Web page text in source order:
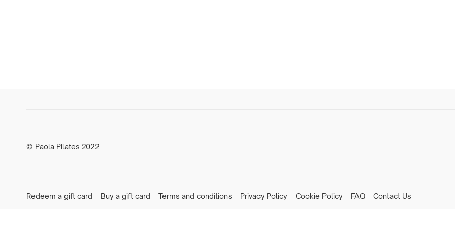
© Paola Pilates 2022
Redeem a gift card Buy a gift card Terms and conditions Privacy Policy Cookie Policy FAQ
Contact Us